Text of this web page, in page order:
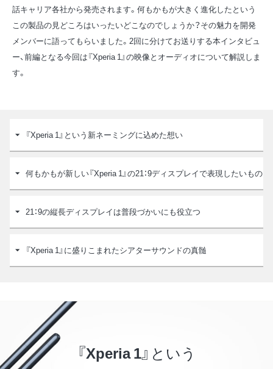
話キャリア各社から発売されます。何もかもが大きく進化したという
この製品の見どころはいったいどこなのでしょうか？その魅力を開発
メンバーに語ってもらいました。2回に分けてお送りする本インタビュ
ー、前編となる今回は『Xperia 1』の映像とオーディオについて解説しま
す。
『Xperia 1』という新ネーミングに込めた想い
何もかもが新しい『Xperia 1』の21：9ディスプレイで表現したいもの
21：9の縦長ディスプレイは普段づかいにも役立つ
『Xperia 1』に盛りこまれたシアターサウンドの真髄
『Xperia 1』という